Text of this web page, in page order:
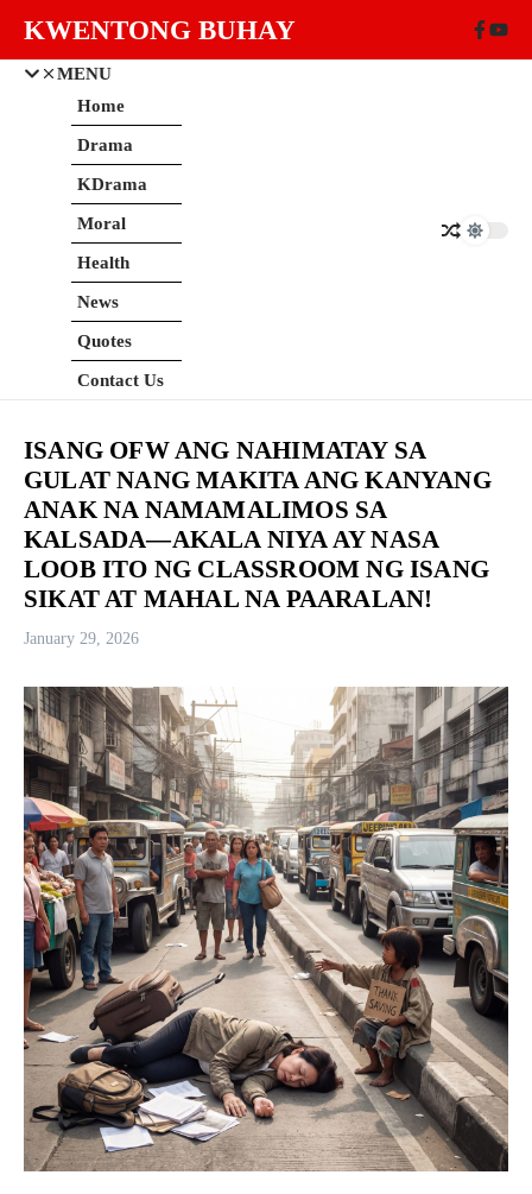
KWENTONG BUHAY
MENU
Home
Drama
KDrama
Moral
Health
News
Quotes
Contact Us
ISANG OFW ANG NAHIMATAY SA
GULAT NANG MAKITA ANG KANYANG
ANAK NA NAMAMALIMOS SA
KALSADA—AKALA NIYA AY NASA
LOOB ITO NG CLASSROOM NG ISANG
SIKAT AT MAHAL NA PAARALAN!
January 29, 2026